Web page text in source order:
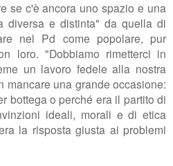
se c'è ancora uno spazio e una
diversa e distinta" da quella di
nel Pd come popolare, pur
loro. "Dobbiamo rimetterci in
un lavoro fedele alla nostra
mancare una grande occasione:
bottega o perché era il partito di
ideali, morali e di etica
la risposta giusta ai problemi